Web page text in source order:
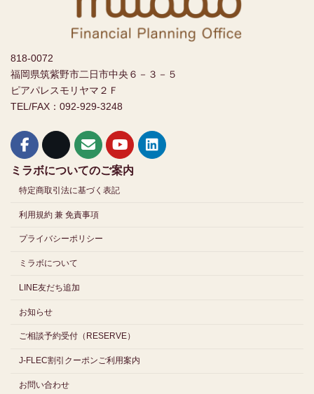
818-0072
福岡県筑紫野市二日市中央６－３－５
ピアパレスモリヤマ２Ｆ
TEL/FAX：092-929-3248
ミラボについてのご案内
特定商取引法に基づく表記
利用規約 兼 免責事項
プライバシーポリシー
ミラボについて
LINE友だち追加
お知らせ
ご相談予約受付（RESERVE）
J-FLEC割引クーポンご利用案内
お問い合わせ